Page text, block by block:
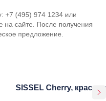
+7 (495) 974 1234 или
на сайте. После получения
предложение.
SISSEL Cherry, красная